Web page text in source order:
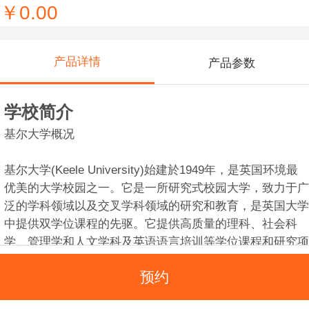
￥0.00
产品详情 产品参数
学校简介
基尔大学概况
基尔大学(Keele University)始建於1949年，是英国环境最
优美的大学校园之一。它是一所研究式校园大学，致力于广
泛的学科领域以及交叉学科领域的研究和教育，是英国大学
中提供双学位课程的先驱。它提供高质量的理科、社会科
学、管理学和人文学科及英语语言培训等学位课程和研究项
近，并靠近纽卡斯尔莱姆河畔。斯托克城的陶瓷制品在国际
预约